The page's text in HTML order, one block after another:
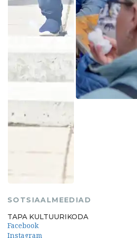
SOTSIAALMEEDIAD
TAPA KULTUURIKODA
Facebook
Instagram